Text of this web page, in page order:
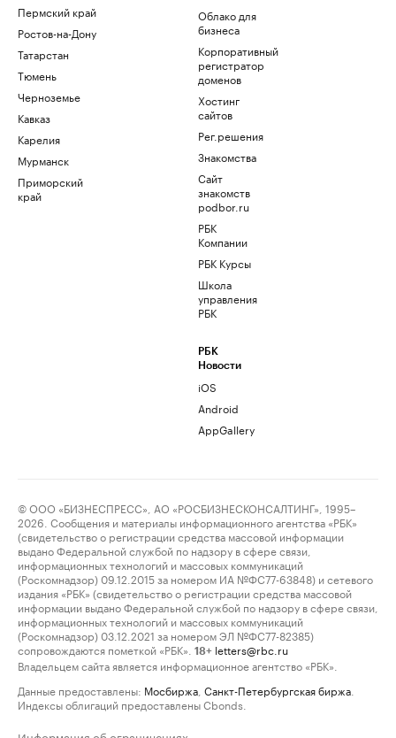
Пермский край
Ростов-на-Дону
Татарстан
Тюмень
Черноземье
Кавказ
Карелия
Мурманск
Приморский
край
Облако для
бизнеса
Корпоративный
регистратор
доменов
Хостинг
сайтов
Рег.решения
Знакомства
Сайт
знакомств
podbor.ru
РБК
Компании
РБК Курсы
Школа
управления
РБК
РБК
Новости
iOS
Android
AppGallery
© ООО «БИЗНЕСПРЕСС», АО «РОСБИЗНЕСКОНСАЛТИНГ», 1995–
2026. Сообщения и материалы информационного агентства «РБК»
(свидетельство о регистрации средства массовой информации
выдано Федеральной службой по надзору в сфере связи,
информационных технологий и массовых коммуникаций
(Роскомнадзор) 09.12.2015 за номером ИА №ФС77-63848) и сетевого
издания «РБК» (свидетельство о регистрации средства массовой
информации выдано Федеральной службой по надзору в сфере связи,
информационных технологий и массовых коммуникаций
(Роскомнадзор) 03.12.2021 за номером ЭЛ №ФС77-82385)
сопровождаются пометкой «РБК».
18+ letters@rbc.ru
Владельцем сайта является информационное агентство «РБК».
Данные предоставлены: Мосбиржа Санкт-Петербургская биржа
Индексы облигаций предоставлены Cbonds.